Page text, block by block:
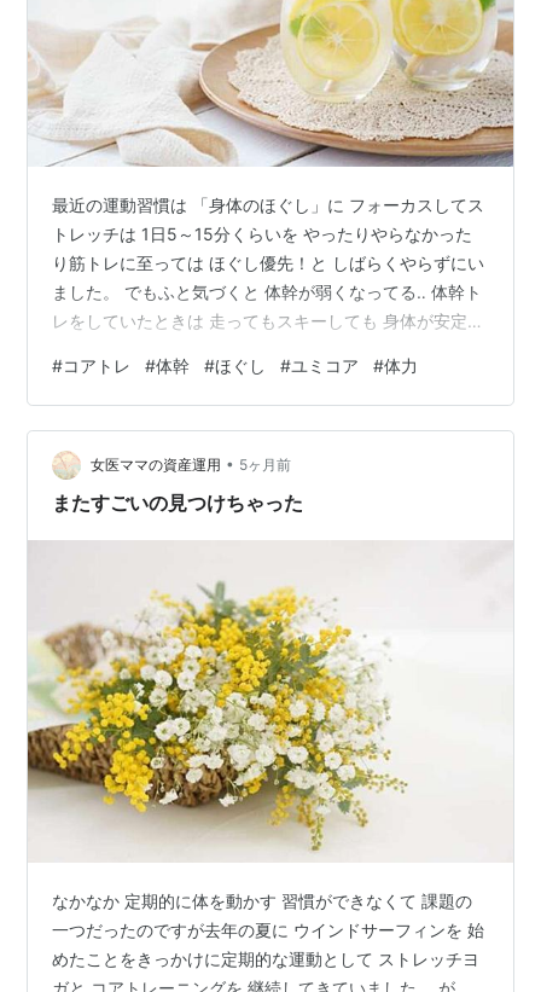
最近の運動習慣は 「身体のほぐし」に フォーカスしてス
トレッチは 1日5～15分くらいを やったりやらなかった
り筋トレに至っては ほぐし優先！と しばらくやらずにい
ました。 でもふと気づくと 体幹が弱くなってる‥ 体幹ト
レをしていたときは 走ってもスキーしても 身体が安定し
ほぐし優先がいいと 思っていたけどある程度は筋トレも
した方がいいのかなと思い50日ぶりに コアトレを再開し
ました。 久しぶりにやると 前はそんなにつらくなかった
メニューがつらい‥！ やっぱり 体幹弱くなってるのだな‥
ということで 20分を週2くらいで 体幹トレを再開…
#コアトレ #体幹 #ほぐし #ユミコア #体力
女医ママの資産運用 • 5ヶ月前
またすごいの見つけちゃった
なかなか 定期的に体を動かす 習慣ができなくて 課題の
一つだったのですが去年の夏に ウインドサーフィンを 始
めたことをきっかけに定期的な運動として ストレッチヨ